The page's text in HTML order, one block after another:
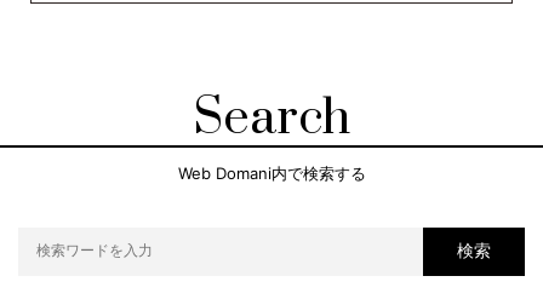
Search
Web Domani内で検索する
検索